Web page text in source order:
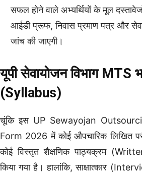
सफल होने वाले अभ्यर्थियों के मूल
आईडी प्रूफ, निवास प्रमाण पत्र और
जांच की जाएगी।
यूपी सेवायोजन विभाग MTS
(Syllabus)
चूंकि इस UP Sewayojan
Form 2026 में कोई औपचारिक लिखित
कोई विस्तृत शैक्षणिक पाठ्यक्रम
किया गया है। हालांकि, साक्षात्कार